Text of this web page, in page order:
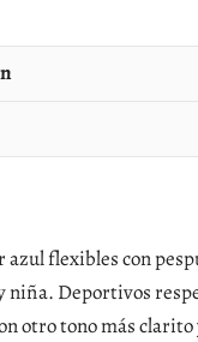
flexibles con
niña. Deportivos
otro tono más clarito